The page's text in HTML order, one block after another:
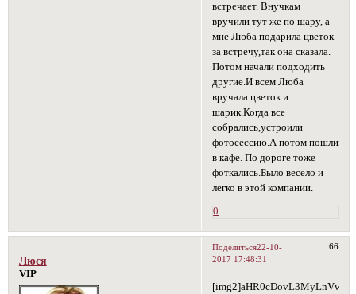
встречает. Внучкам
вручили тут же по шару, а
мне Люба подарила цветок-
за встречу,так она сказала.
Потом начали подходить
другие.И всем Люба
вручала цветок и
шарик.Когда все
собрались,устроили
фотосессию.А потом пошли
в кафе. По дороге тоже
фоткались.Было весело и
легко в этой компании.
0
Поделиться 66
22-10-
2017 17:48:31
Люся
VIP